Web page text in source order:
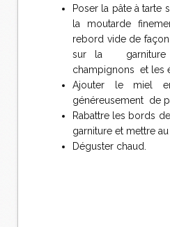
Poser la pâte à tarte
la moutarde
rebord vide de
sur la garniture
champignons et les
Ajouter le miel
généreusement de
Rabattre les bords
garniture et mettre
Déguster chaud.